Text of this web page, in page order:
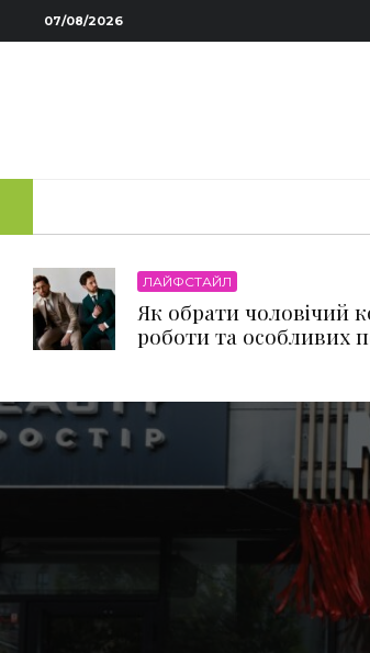
07/08/2026
ЛАЙФСТАЙЛ
Як обрати чоловічий
роботи та особливих